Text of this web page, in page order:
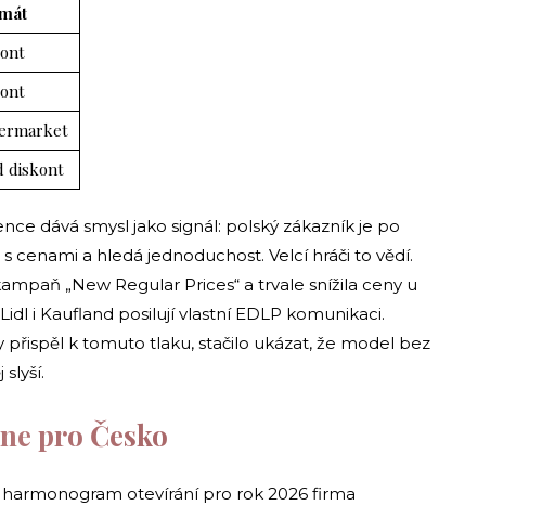
diskont
dává smysl jako signál: polský zákazník je po
cenami a hledá jednoduchost. Velcí hráči to vědí.
„New Regular Prices“ a trvale snížila ceny u
i Kaufland posilují vlastní EDLP komunikaci.
k tomuto tlaku, stačilo ukázat, že model bez
pro Česko
otevírání pro rok 2026 firma